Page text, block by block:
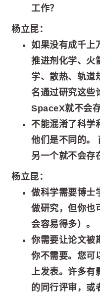
工作？
杨立昆：
如果没有成千上
推进剂化学、火
学、散热、轨道
名通过研究这些
SpaceX就不会存
不能混淆了科学
他们是不同的。
另一个就不会存
杨立昆：
做科学需要博士
做研究，但你也
会容易得多）。
你需要让论文被
你不需要。您
上发表。许多有
的同行评审，或